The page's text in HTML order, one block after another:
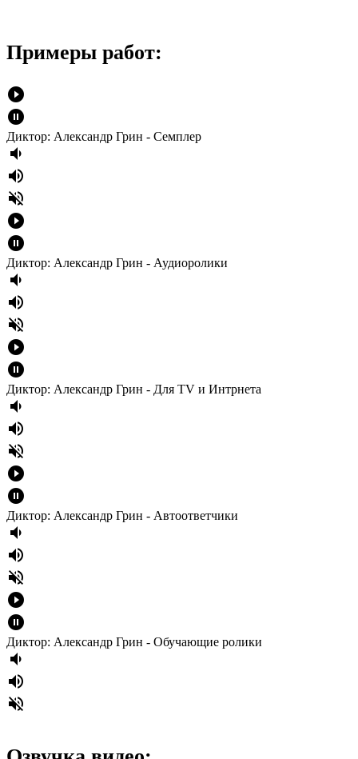
Примеры работ:
play_circle_filled
pause_circle_filled
Диктор: Александр Грин - Семплер
volume_down
volume_up
volume_off
play_circle_filled
pause_circle_filled
Диктор: Александр Грин - Аудиоролики
volume_down
volume_up
volume_off
play_circle_filled
pause_circle_filled
Диктор: Александр Грин - Для TV и Интрнета
volume_down
volume_up
volume_off
play_circle_filled
pause_circle_filled
Диктор: Александр Грин - Автоответчики
volume_down
volume_up
volume_off
play_circle_filled
pause_circle_filled
Диктор: Александр Грин - Обучающие ролики
volume_down
volume_up
volume_off